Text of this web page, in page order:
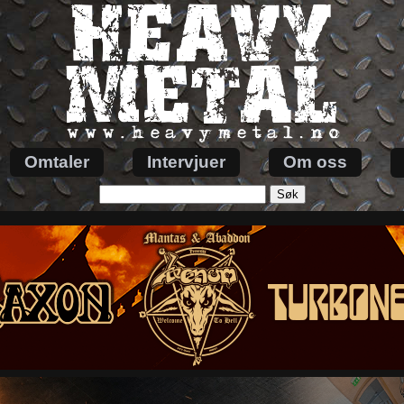
Omtaler Intervjuer Om oss
etter: